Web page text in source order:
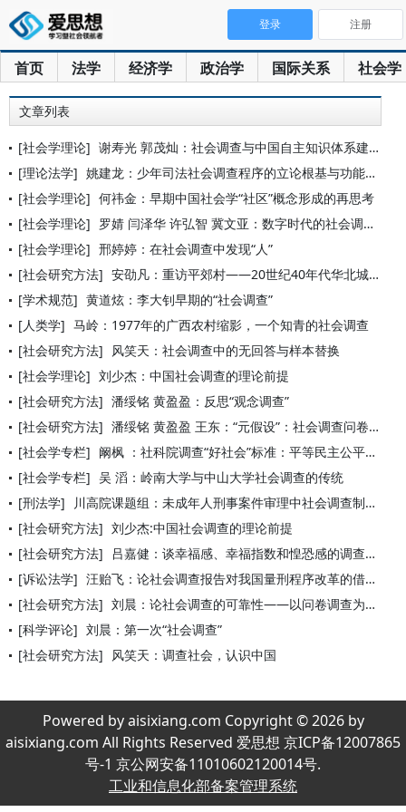
首页 法学 经济学 政治学 国际关系 社会学
登录 注册
文章列表
[社会学理论] 谢寿光 郭茂灿：社会调查与中国自主知识体系建构——以“中国乡
[理论法学] 姚建龙：少年司法社会调查程序的立论根基与功能重塑
[社会学理论] 何祎金：早期中国社会学“社区”概念形成的再思考
[社会学理论] 罗婧 闫泽华 许弘智 冀文亚：数字时代的社会调查：新情境、新
[社会学理论] 邢婷婷：在社会调查中发现“人”
[社会研究方法] 安劭凡：重访平郊村——20世纪40年代华北城郊日常生活的社会
[学术规范] 黄道炫：李大钊早期的“社会调查”
[人类学] 马岭：1977年的广西农村缩影，一个知青的社会调查
[社会研究方法] 风笑天：社会调查中的无回答与样本替换
[社会学理论] 刘少杰：中国社会调查的理论前提
[社会研究方法] 潘绥铭 黄盈盈：反思“观念调查”
[社会研究方法] 潘绥铭 黄盈盈 王东：“元假设”：社会调查问卷的灵魂
[社会学专栏] 阚枫 ：社科院调查“好社会”标准：平等民主公平居前
[社会学专栏] 吴 滔：岭南大学与中山大学社会调查的传统
[刑法学]
川高院课题组：未成年人刑事案件审理中社会调查制度的实际运用与
[社会研究方法] 刘少杰:中国社会调查的理论前提
[社会研究方法]
吕嘉健：谈幸福感、幸福指数和惶恐感的调查研究
[诉讼法学] 汪贻飞：论社会调查报告对我国量刑程序改革的借鉴
[社会研究方法] 刘晨：论社会调查的可靠性——以问卷调查为例
[科学评论] 刘晨：第一次“社会调查”
[社会研究方法] 风笑天：调查社会，认识中国
Powered by aisixiang.com Copyright © 2026 by
aisixiang.com All Rights Reserved 爱思想 京ICP备12007865
号-1 京公网安备11010602120014号.
工业和信息化部备案管理系统